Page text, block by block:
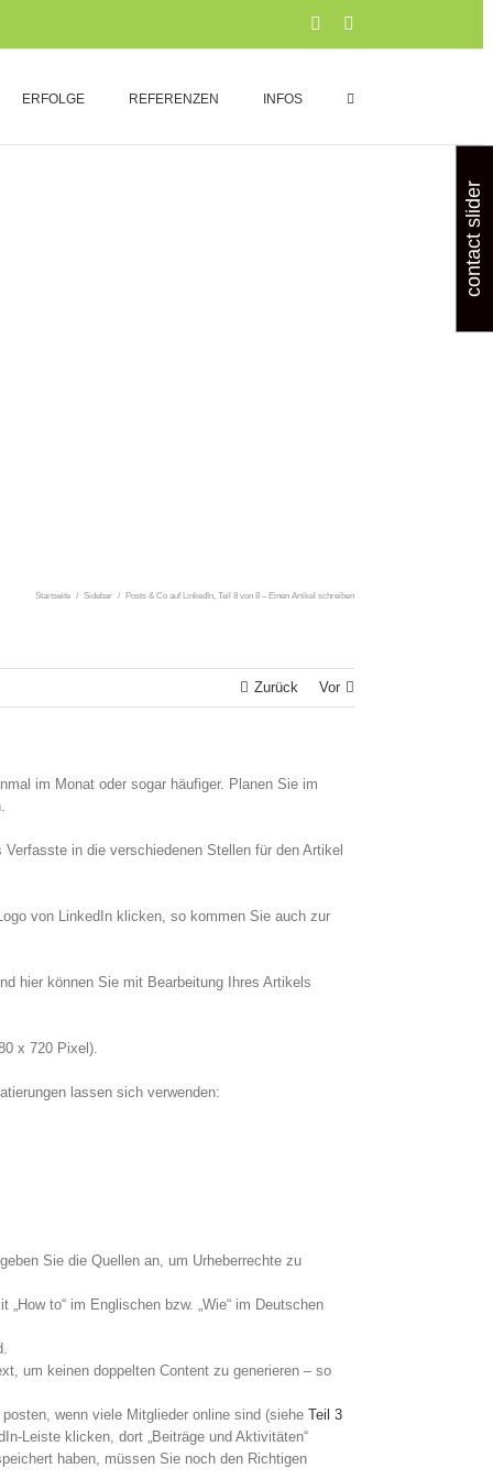
Xing
ERFOLGE REFERENZEN INFOS
Startseite / Sidebar / Posts & Co auf LinkedIn, Teil 8 von 8 – Einen Artikel schreiben
Zurück Vor
im Monat oder sogar häufiger. Planen Sie im
in die verschiedenen Stellen für den Artikel
von LinkedIn klicken, so kommen Sie auch zur
hier können Sie mit Bearbeitung Ihres Artikels
x 720 Pixel).
lassen sich verwenden:
Sie die Quellen an, um Urheberrechte zu
to“ im Englischen bzw. „Wie“ im Deutschen
um keinen doppelten Content zu generieren – so
wenn viele Mitglieder online sind (siehe Teil 3
Leiste klicken, dort „Beiträge und Aktivitäten“
haben, müssen Sie noch den Richtigen
contact slider